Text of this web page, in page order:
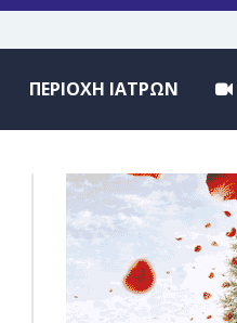
ΠΕΡΙΟΧΗ ΙΑΤΡΩΝ